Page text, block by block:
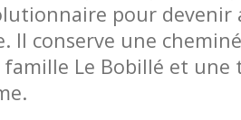
pour devenir
Il conserve une
famille Le Bobillé et